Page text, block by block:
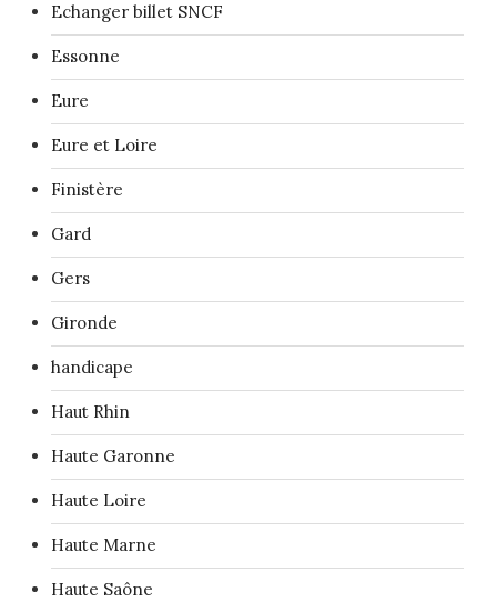
Echanger billet SNCF
Essonne
Eure
Eure et Loire
Finistère
Gard
Gers
Gironde
handicape
Haut Rhin
Haute Garonne
Haute Loire
Haute Marne
Haute Saône